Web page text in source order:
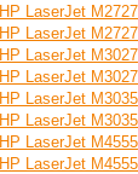
HP LaserJet
HP LaserJet
HP LaserJet M3027
HP LaserJet
HP LaserJet M3035
HP LaserJet
HP LaserJet M4555
HP LaserJet